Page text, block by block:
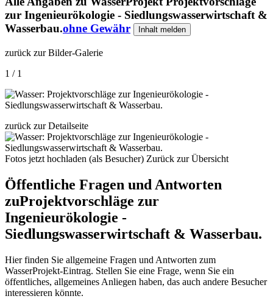
zur Ingenieurökologie - Siedlungswasserwirtschaft &
Wasserbau.ohne Gewähr Inhalt melden
zurück zur Bilder-Galerie
1 / 1
zurück zur Detailseite
Fotos jetzt hochladen (als Besucher) Zurück zur Übersicht
Öffentliche Fragen und Antworten
zuProjektvorschläge zur
Ingenieurökologie -
Siedlungswasserwirtschaft & Wasserbau.
Hier finden Sie allgemeine Fragen und Antworten zum
WasserProjekt-Eintrag. Stellen Sie eine Frage, wenn Sie ein
öffentliches, allgemeines Anliegen haben, das auch andere Besucher
interessieren könnte.